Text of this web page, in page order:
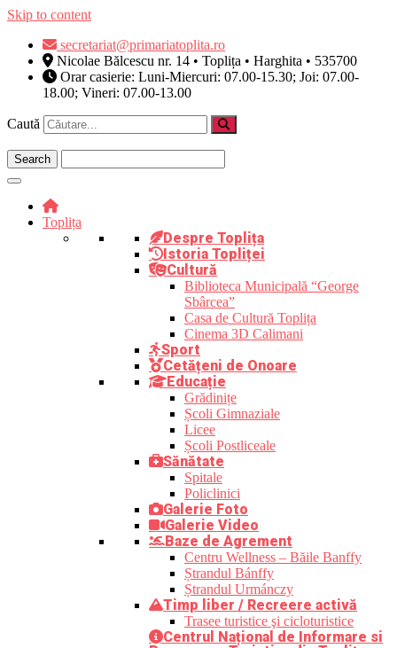
Skip to content
secretariat@primariatoplita.ro
Nicolae Bălcescu nr. 14 • Toplița • Harghita • 535700
Orar casierie: Luni-Miercuri: 07.00-15.30; Joi: 07.00-
18.00; Vineri: 07.00-13.00
Caută
Toplița
Despre Toplița
Istoria Topliței
Cultură
Biblioteca Municipală “George
Sbârcea”
Casa de Cultură Toplița
Cinema 3D Calimani
Sport
Cetățeni de Onoare
Educație
Grădinițe
Școli Gimnaziale
Licee
Școli Postliceale
Sănătate
Spitale
Policlinici
Galerie Foto
Galerie Video
Baze de Agrement
Centru Wellness – Băile Banffy
Ștrandul Bánffy
Ștrandul Urmánczy
Timp liber / Recreere activă
Trasee turistice şi cicloturistice
Centrul Național de Informare si